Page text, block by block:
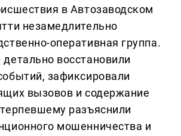
в Автозаводском
незамедлительно
оперативная группа.
восстановили
зафиксировали
вызовов и содержание
разъяснили
мошенничества и